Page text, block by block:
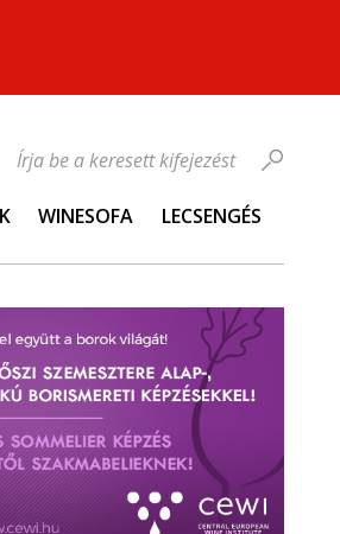
WINESOFA LECSENGÉS
Írja be a keresett kifejezést